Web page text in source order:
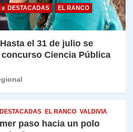
DESTACADAS
EL RANCO
el 31 de julio se
Ciencia Pública
DESTACADAS EL RANCO VALDIVIA
paso hacia un polo